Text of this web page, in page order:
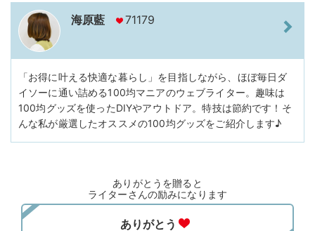
海原藍 71179
「お得に叶える快適な暮らし」を目指しながら、ほぼ毎日ダ
イソーに通い詰める100均マニアのウェブライター。趣味は
100均グッズを使ったDIYやアウトドア。特技は節約です！そ
んな私が厳選したオススメの100均グッズをご紹介します♪
ありがとうを贈ると
ライターさんの励みになります